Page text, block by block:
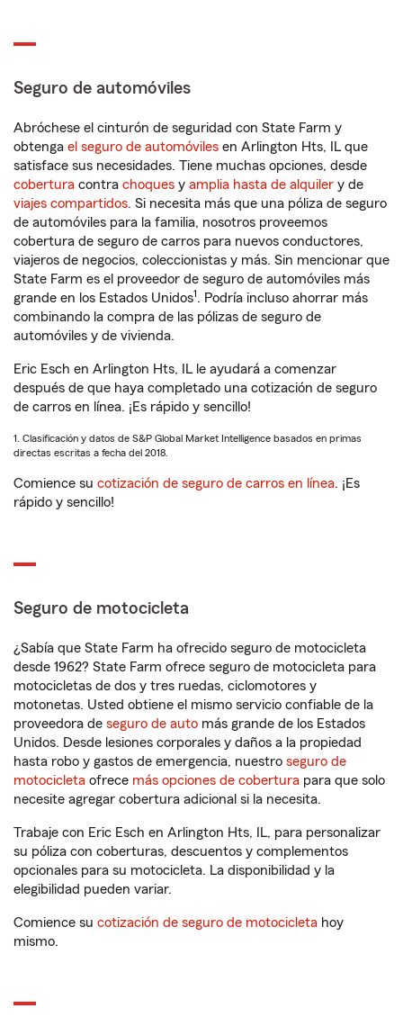
Seguro de automóviles
Abróchese el cinturón de seguridad con State Farm y
obtenga el seguro de automóviles en Arlington Hts, IL que
satisface sus necesidades. Tiene muchas opciones, desde
cobertura contra choques y amplia hasta de alquiler y de
viajes compartidos. Si necesita más que una póliza de seguro
de automóviles para la familia, nosotros proveemos
cobertura de seguro de carros para nuevos conductores,
viajeros de negocios, coleccionistas y más. Sin mencionar que
State Farm es el proveedor de seguro de automóviles más
grande en los Estados Unidos1. Podría incluso ahorrar más
combinando la compra de las pólizas de seguro de
automóviles y de vivienda.
Eric Esch en Arlington Hts, IL le ayudará a comenzar
después de que haya completado una cotización de seguro
de carros en línea. ¡Es rápido y sencillo!
1. Clasificación y datos de S&P Global Market Intelligence basados en primas
directas escritas a fecha del 2018.
Comience su cotización de seguro de carros en línea. ¡Es
rápido y sencillo!
Seguro de motocicleta
¿Sabía que State Farm ha ofrecido seguro de motocicleta
desde 1962? State Farm ofrece seguro de motocicleta para
motocicletas de dos y tres ruedas, ciclomotores y
motonetas. Usted obtiene el mismo servicio confiable de la
proveedora de seguro de auto más grande de los Estados
Unidos. Desde lesiones corporales y daños a la propiedad
hasta robo y gastos de emergencia, nuestro seguro de
motocicleta ofrece más opciones de cobertura para que solo
necesite agregar cobertura adicional si la necesita.
Trabaje con Eric Esch en Arlington Hts, IL, para personalizar
su póliza con coberturas, descuentos y complementos
opcionales para su motocicleta. La disponibilidad y la
elegibilidad pueden variar.
Comience su cotización de seguro de motocicleta hoy
mismo.